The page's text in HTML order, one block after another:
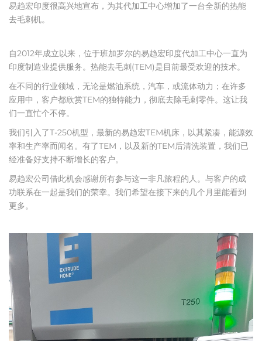
易趋宏印度很高兴地宣布，为其代加工中心增加了一台全新的热能
去毛刺机。
自2012年成立以来，位于班加罗尔的易趋宏印度代加工中心一直为
印度制造业提供服务。热能去毛刺(TEM)是目前最受欢迎的技术。
在不同的行业领域，无论是燃油系统，汽车，或流体动力；在许多
应用中，客户都欣赏TEM的独特能力，彻底去除毛刺零件。这让我
们一直忙个不停。
我们引入了T-250机型，最新的易趋宏TEM机床，以其紧凑，能源效
率和生产率而闻名。有了TEM，以及新的TEM后清洗装置，我们已
经准备好支持不断增长的客户。
易趋宏公司借此机会感谢所有参与这一非凡旅程的人。与客户的成
功联系在一起是我们的荣幸。我们希望在接下来的几个月里能看到
更多。